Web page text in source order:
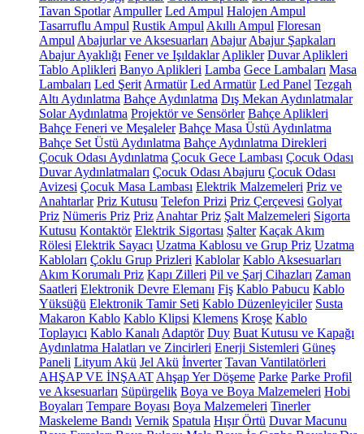
Tavan Spotlar Ampuller Led Ampul Halojen Ampul
Tasarruflu Ampul Rustik Ampul Akıllı Ampul Floresan
Ampul Abajurlar ve Aksesuarları Abajur Abajur Şapkaları
Abajur Ayaklığı Fener ve Işıldaklar Aplikler Duvar Aplikleri
Tablo Aplikleri Banyo Aplikleri Lamba Gece Lambaları Masa
Lambaları Led Şerit Armatür Led Armatür Led Panel Tezgah
Altı Aydınlatma Bahçe Aydınlatma Dış Mekan Aydınlatmalar
Solar Aydınlatma Projektör ve Sensörler Bahçe Aplikleri
Bahçe Feneri ve Meşaleler Bahçe Masa Üstü Aydınlatma
Bahçe Set Üstü Aydınlatma Bahçe Aydınlatma Direkleri
Çocuk Odası Aydınlatma Çocuk Gece Lambası Çocuk Odası
Duvar Aydınlatmaları Çocuk Odası Abajuru Çocuk Odası
Avizesi Çocuk Masa Lambası Elektrik Malzemeleri Priz ve
Anahtarlar Priz Kutusu Telefon Prizi Priz Çerçevesi Golyat
Priz Nümeris Priz Priz Anahtar Priz Şalt Malzemeleri Sigorta
Kutusu Kontaktör Elektrik Sigortası Şalter Kaçak Akım
Rölesi Elektrik Sayacı Uzatma Kablosu ve Grup Priz Uzatma
Kabloları Çoklu Grup Prizleri Kablolar Kablo Aksesuarları
Akım Korumalı Priz Kapı Zilleri Pil ve Şarj Cihazları Zaman
Saatleri Elektronik Devre Elemanı Fiş Kablo Pabucu Kablo
Yüksüğü Elektronik Tamir Seti Kablo Düzenleyiciler Susta
Makaron Kablo Kablo Klipsi Klemens Kroşe Kablo
Toplayıcı Kablo Kanalı Adaptör Duy Buat Kutusu ve Kapağı
Aydınlatma Halatları ve Zincirleri Enerji Sistemleri Güneş
Paneli Lityum Akü Jel Akü İnverter Tavan Vantilatörleri
AHŞAP VE İNŞAAT Ahşap Yer Döşeme Parke Parke Profil
ve Aksesuarları Süpürgelik Boya ve Boya Malzemeleri Hobi
Boyaları Tempare Boyası Boya Malzemeleri Tinerler
Maskeleme Bandı Vernik Spatula Hışır Örtü Duvar Macunu